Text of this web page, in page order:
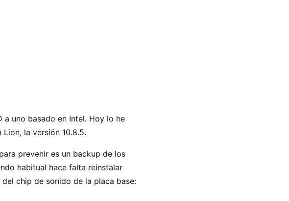
uno basado en Intel. Hoy lo he
la versión 10.8.5.
prevenir es un backup de los
habitual hace falta reinstalar
chip de sonido de la placa base: